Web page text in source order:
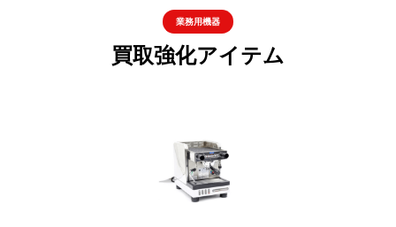
業務用機器
買取強化アイテム